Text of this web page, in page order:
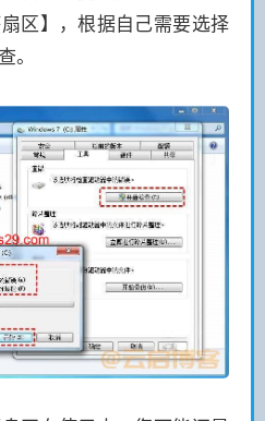
区】，根据自己需要选择
。